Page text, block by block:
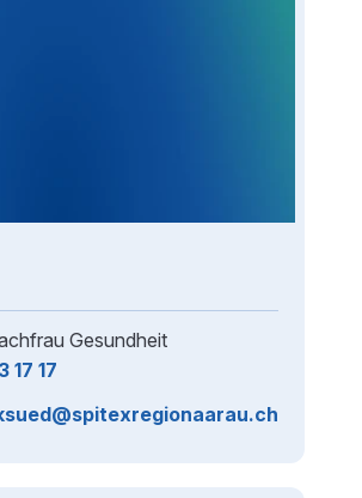
Gesundheit
17 17